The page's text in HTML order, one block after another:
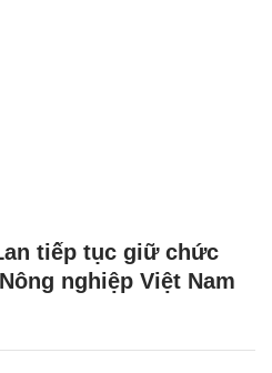
tiếp tục giữ chức
nghiệp Việt Nam